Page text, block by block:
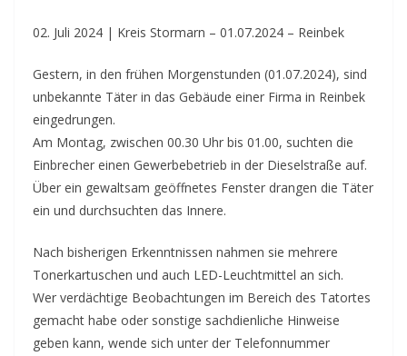
02. Juli 2024 | Kreis Stormarn – 01.07.2024 – Reinbek
Gestern, in den frühen Morgenstunden (01.07.2024), sind
unbekannte Täter in das Gebäude einer Firma in Reinbek
eingedrungen.
Am Montag, zwischen 00.30 Uhr bis 01.00, suchten die
Einbrecher einen Gewerbebetrieb in der Dieselstraße auf.
Über ein gewaltsam geöffnetes Fenster drangen die Täter
ein und durchsuchten das Innere.
Nach bisherigen Erkenntnissen nahmen sie mehrere
Tonerkartuschen und auch LED-Leuchtmittel an sich.
Wer verdächtige Beobachtungen im Bereich des Tatortes
gemacht habe oder sonstige sachdienliche Hinweise
geben kann, wende sich unter der Telefonnummer